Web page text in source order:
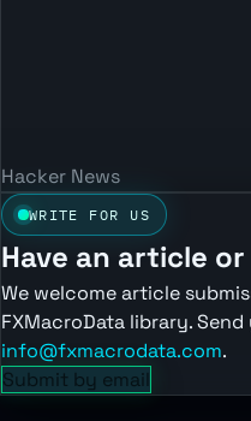
Hacker News
WRITE FOR US
Have an article
We welcome article
FXMacroData library.
info@fxmacrodata.com.
Submit by email